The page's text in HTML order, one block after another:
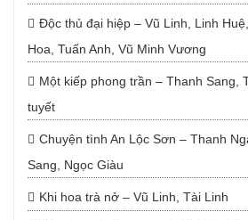
Độc thủ đại hiệp – Vũ Linh, Linh
Hoa, Tuấn Anh, Vũ Minh Vương
Một kiếp phong trần – Thanh Sang,
tuyết
Chuyện tình An Lộc Sơn – Thanh
Sang, Ngọc Giàu
Khi hoa trà nở – Vũ Linh, Tài Linh